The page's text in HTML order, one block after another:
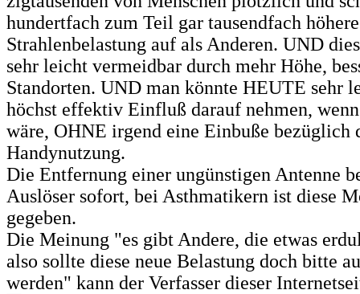
hundertfach zum Teil gar tausendfach höhere
Strahlenbelastung auf als Anderen. UND
sehr leicht vermeidbar durch mehr Höhe,
Standorten. UND man könnte HEUTE sehr
höchst effektiv Einfluß darauf nehmen,
wäre, OHNE irgend eine Einbuße bezüglich
Handynutzung.
Die Entfernung einer ungünstigen Antenne
Auslöser sofort, bei Asthmatikern ist diese
gegeben.
Die Meinung "es gibt Andere, die etwas
also sollte diese neue Belastung doch bitte
werden" kann der Verfasser dieser